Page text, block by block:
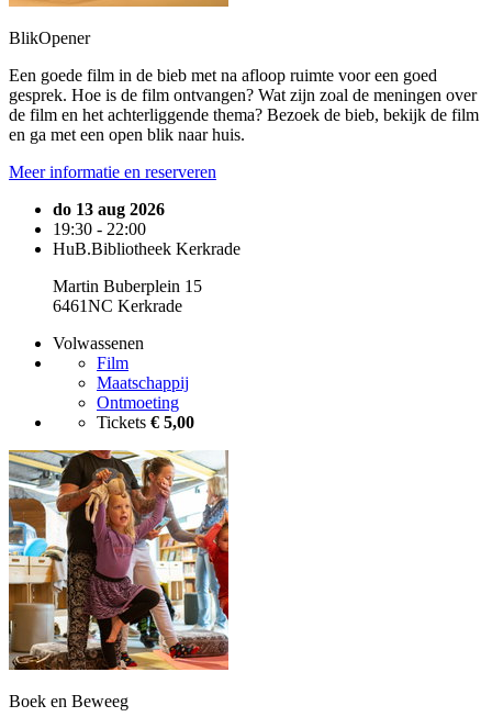
BlikOpener
Een goede film in de bieb met na afloop ruimte voor een goed
gesprek. Hoe is de film ontvangen? Wat zijn zoal de meningen over
de film en het achterliggende thema? Bezoek de bieb, bekijk de film
en ga met een open blik naar huis.
Meer informatie en reserveren
do 13 aug 2026
19:30 - 22:00
HuB.Bibliotheek Kerkrade
Martin Buberplein 15
6461NC Kerkrade
Volwassenen
Film
Maatschappij
Ontmoeting
Tickets € 5,00
Boek en Beweeg